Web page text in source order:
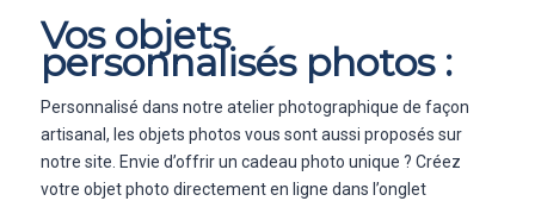
Vos objets
personnalisés photos :
Personnalisé dans notre atelier photographique de façon
artisanal, les objets photos vous sont aussi proposés sur
notre site. Envie d’offrir un cadeau photo unique ? Créez
votre objet photo directement en ligne dans l’onglet